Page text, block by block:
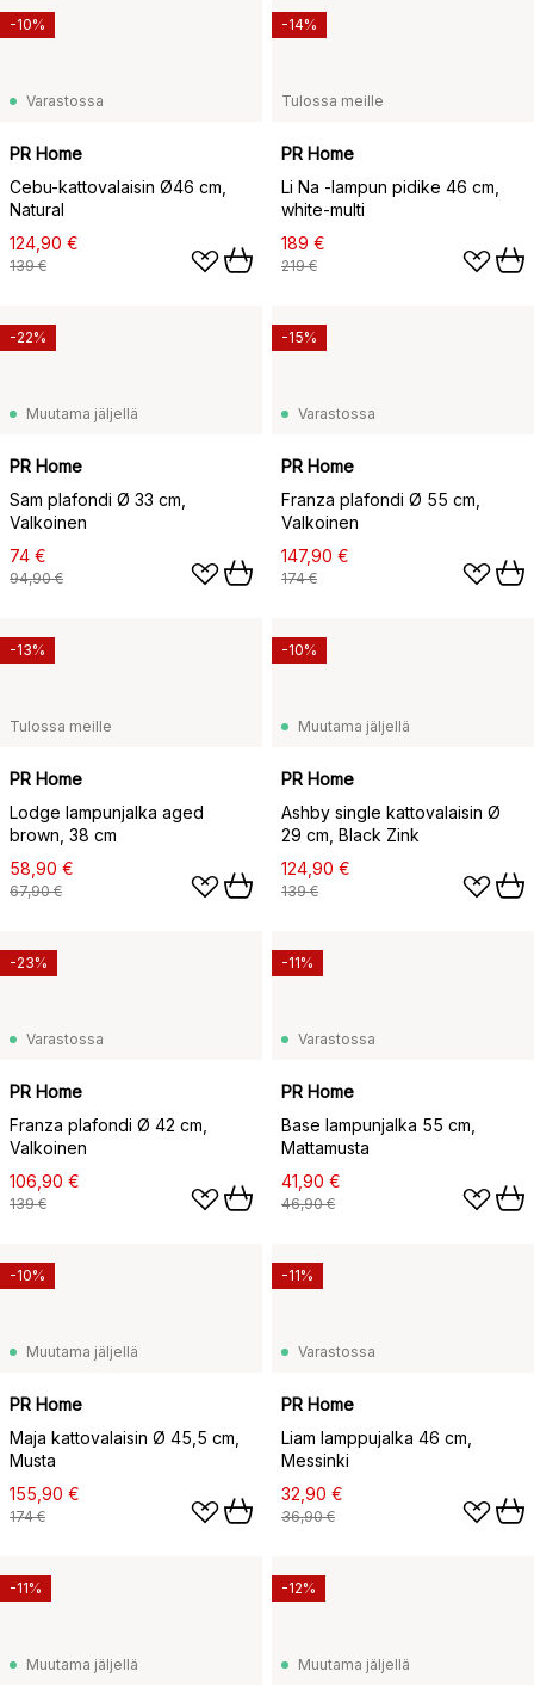
Varastossa
PR Home
Cebu-kattovalaisin Ø46 cm,
Natural
124,90 €
139 €
-10%
Tulossa meille
PR Home
Li Na -lampun pidike 46 cm,
white-multi
189 €
219 €
-14%
Muutama jäljellä
PR Home
Sam plafondi Ø 33 cm,
Valkoinen
74 €
94,90 €
-22%
Varastossa
PR Home
Franza plafondi Ø 55 cm,
Valkoinen
147,90 €
174 €
-15%
Tulossa meille
PR Home
Lodge lampunjalka aged
brown, 38 cm
58,90 €
67,90 €
-13%
Muutama jäljellä
PR Home
Ashby single kattovalaisin Ø
29 cm, Black Zink
124,90 €
139 €
-10%
Varastossa
PR Home
Franza plafondi Ø 42 cm,
Valkoinen
106,90 €
139 €
-23%
Varastossa
PR Home
Base lampunjalka 55 cm,
Mattamusta
41,90 €
46,90 €
-11%
Muutama jäljellä
PR Home
Maja kattovalaisin Ø 45,5 cm,
Musta
155,90 €
174 €
-10%
Varastossa
PR Home
Liam lamppujalka 46 cm,
Messinki
32,90 €
36,90 €
-11%
Muutama jäljellä
-11%
Muutama jäljellä
-12%